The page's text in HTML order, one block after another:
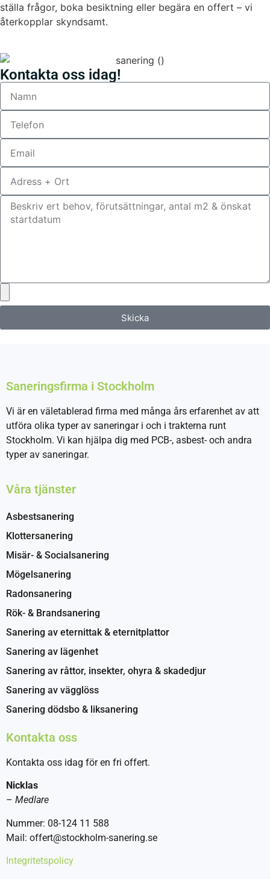
ställa frågor, boka besiktning eller begära en offert – vi
återkopplar skyndsamt.
Kontakta oss idag!
Skicka
Saneringsfirma i Stockholm
Vi är en väletablerad firma med många års erfarenhet av att
utföra olika typer av saneringar i och i trakterna runt
Stockholm. Vi kan hjälpa dig med PCB-, asbest- och andra
typer av saneringar.
Våra tjänster
Asbestsanering
Klottersanering
Misär- & Socialsanering
Mögelsanering
Radonsanering
Rök- & Brandsanering
Sanering av eternittak & eternitplattor
Sanering av lägenhet
Sanering av råttor, insekter, ohyra & skadedjur
Sanering av vägglöss
Sanering dödsbo & liksanering
Kontakta oss
Kontakta oss idag för en fri offert.
Nicklas
– Medlare
Nummer: 08-124 11 588
Mail: offert@stockholm-sanering.se
Integritetspolicy